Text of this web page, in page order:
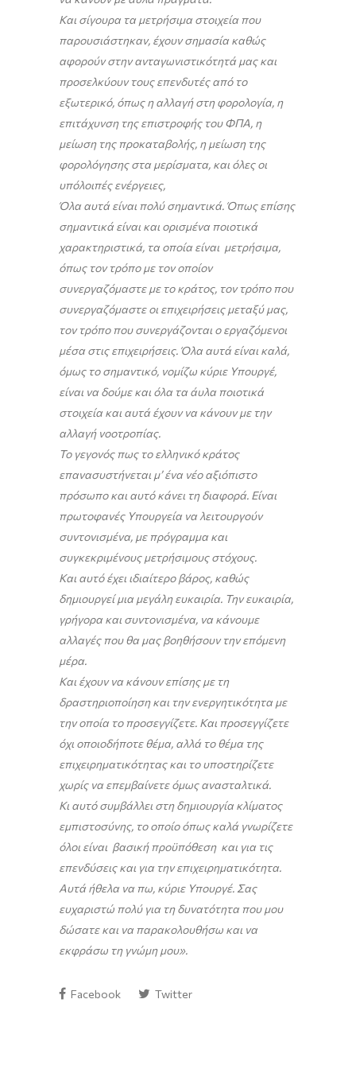
Και σίγουρα τα μετρήσιμα στοιχεία που
παρουσιάστηκαν, έχουν σημασία καθώς
αφορούν στην ανταγωνιστικότητά μας και
προσελκύουν τους επενδυτές από το
εξωτερικό, όπως η αλλαγή στη φορολογία, η
επιτάχυνση της επιστροφής του ΦΠΑ, η
μείωση της προκαταβολής, η μείωση της
φορολόγησης στα μερίσματα, και όλες οι
υπόλοιπές ενέργειες,
Όλα αυτά είναι πολύ σημαντικά. Όπως επίσης
σημαντικά είναι και ορισμένα ποιοτικά
χαρακτηριστικά, τα οποία είναι μετρήσιμα,
όπως τον τρόπο με τον οποίον
συνεργαζόμαστε με το κράτος, τον τρόπο που
συνεργαζόμαστε οι επιχειρήσεις μεταξύ μας,
τον τρόπο που συνεργάζονται ο εργαζόμενοι
μέσα στις επιχειρήσεις. Όλα αυτά είναι καλά,
όμως το σημαντικό, νομίζω κύριε Υπουργέ,
είναι να δούμε και όλα τα άυλα ποιοτικά
στοιχεία και αυτά έχουν να κάνουν με την
αλλαγή νοοτροπίας.
Το γεγονός πως το ελληνικό κράτος
επανασυστήνεται μ’ ένα νέο αξιόπιστο
πρόσωπο και αυτό κάνει τη διαφορά. Είναι
πρωτοφανές Υπουργεία να λειτουργούν
συντονισμένα, με πρόγραμμα και
συγκεκριμένους μετρήσιμους στόχους.
Και αυτό έχει ιδιαίτερο βάρος, καθώς
δημιουργεί μια μεγάλη ευκαιρία. Την ευκαιρία,
γρήγορα και συντονισμένα, να κάνουμε
αλλαγές που θα μας βοηθήσουν την επόμενη
μέρα.
Και έχουν να κάνουν επίσης με τη
δραστηριοποίηση και την ενεργητικότητα με
την οποία το προσεγγίζετε. Και προσεγγίζετε
όχι οποιοδήποτε θέμα, αλλά το θέμα της
επιχειρηματικότητας και το υποστηρίζετε
χωρίς να επεμβαίνετε όμως ανασταλτικά.
Κι αυτό συμβάλλει στη δημιουργία κλίματος
εμπιστοσύνης, το οποίο όπως καλά γνωρίζετε
όλοι είναι βασική προϋπόθεση και για τις
επενδύσεις και για την επιχειρηματικότητα.
Αυτά ήθελα να πω, κύριε Υπουργέ. Σας
ευχαριστώ πολύ για τη δυνατότητα που μου
δώσατε και να παρακολουθήσω και να
εκφράσω τη γνώμη μου».
Facebook Twitter